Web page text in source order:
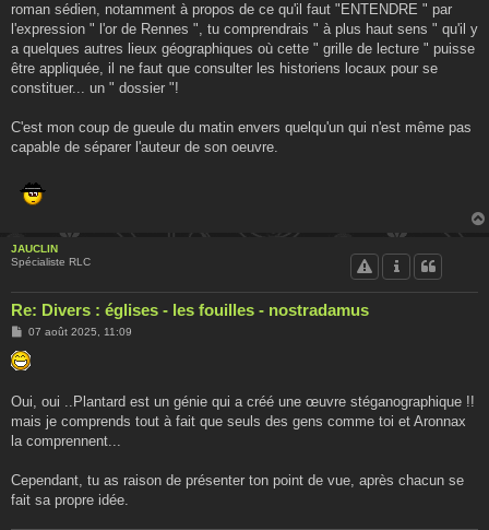
roman sédien, notamment à propos de ce qu'il faut "ENTENDRE " par
l'expression " l'or de Rennes ", tu comprendrais " à plus haut sens " qu'il y
a quelques autres lieux géographiques où cette " grille de lecture " puisse
être appliquée, il ne faut que consulter les historiens locaux pour se
constituer... un " dossier "!
C'est mon coup de gueule du matin envers quelqu'un qui n'est même pas
capable de séparer l'auteur de son oeuvre.
JAUCLIN
Spécialiste RLC
Re: Divers : églises - les fouilles - nostradamus
M
s
s
e
07 août 2025, 11:09
Oui, oui ..Plantard est un génie qui a créé une œuvre stéganographique !!
mais je comprends tout à fait que seuls des gens comme toi et Aronnax
la comprennent...
Cependant, tu as raison de présenter ton point de vue, après chacun se
fait sa propre idée.